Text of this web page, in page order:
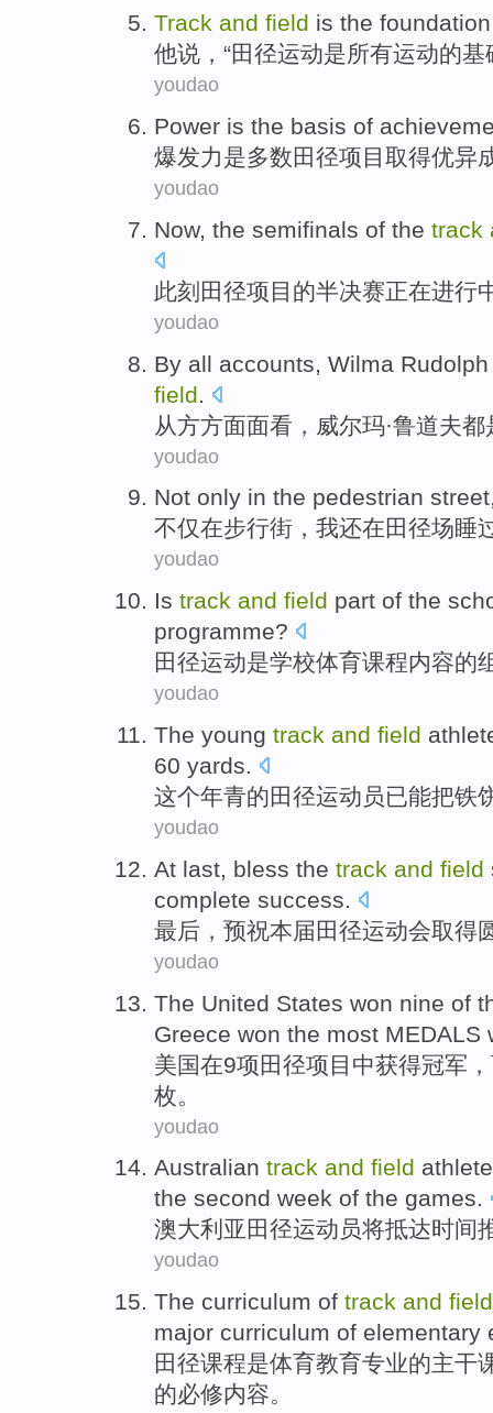
Track and field is the foundation
他说，“田径运动是所有运动的基
youdao
Power is the basis of
爆发力是多数田径项目取得优异
youdao
Now, the semifinals of the track
此刻 田径项目 的半决赛正在进行
youdao
By all accounts, Wilma Rudolph
field
从方方面面看， 威尔玛·鲁道夫都
youdao
Not only in the pedestrian street
不仅在步行街 ， 我还在田径场睡
youdao
Is track and field part of the
programme?
田径运动是学校体育课程内容的
youdao
The young track and field
60 yards.
这个年青的田径运动员已能把铁
youdao
At last, bless the track and field
complete success.
最后 ， 预祝本届 田径运动会取得
youdao
The United States won nine of
Greece won the most MEDALS
美国在9项田径项目中获得冠军 ，
枚。
youdao
Australian track and field
the second week of the games.
澳大利亚 田径运动员将抵达时间
youdao
The curriculum of track and field
major curriculum of elementary
田径课程是体育教育专业的主干
的必修内容。